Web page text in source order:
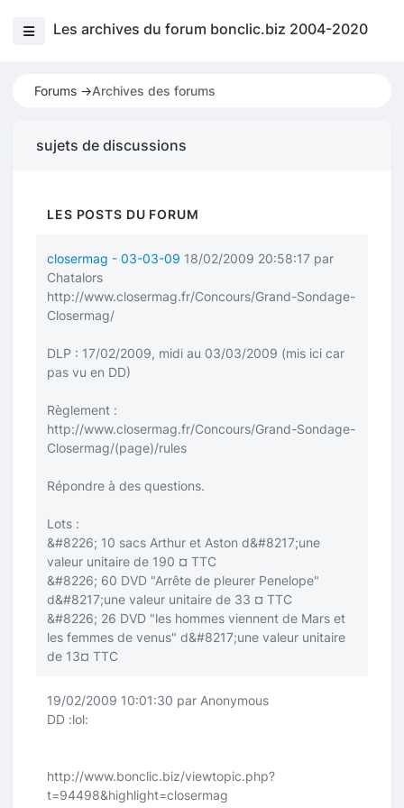
Les archives du forum bonclic.biz 2004-2020
Forums ->Archives des forums
sujets de discussions
LES POSTS DU FORUM
closermag - 03-03-09 18/02/2009 20:58:17 par
Chatalors
http://www.closermag.fr/Concours/Grand-Sondage-
Closermag/
DLP : 17/02/2009, midi au 03/03/2009 (mis ici car
pas vu en DD)
Règlement :
http://www.closermag.fr/Concours/Grand-Sondage-
Closermag/(page)/rules
Répondre à des questions.
Lots :
&#8226; 10 sacs Arthur et Aston d&#8217;une
valeur unitaire de 190 ¤ TTC
&#8226; 60 DVD "Arrête de pleurer Penelope"
d&#8217;une valeur unitaire de 33 ¤ TTC
&#8226; 26 DVD "les hommes viennent de Mars et
les femmes de venus" d&#8217;une valeur unitaire
de 13¤ TTC
19/02/2009 10:01:30 par Anonymous
DD :lol:
http://www.bonclic.biz/viewtopic.php?
t=94498&highlight=closermag